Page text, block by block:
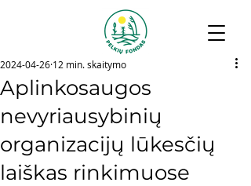
Aplinkosaugos
nevyriausybinių
organizacijų lūkesčių
laiškas rinkimuose
2024-04-26 12 min. skaitymo